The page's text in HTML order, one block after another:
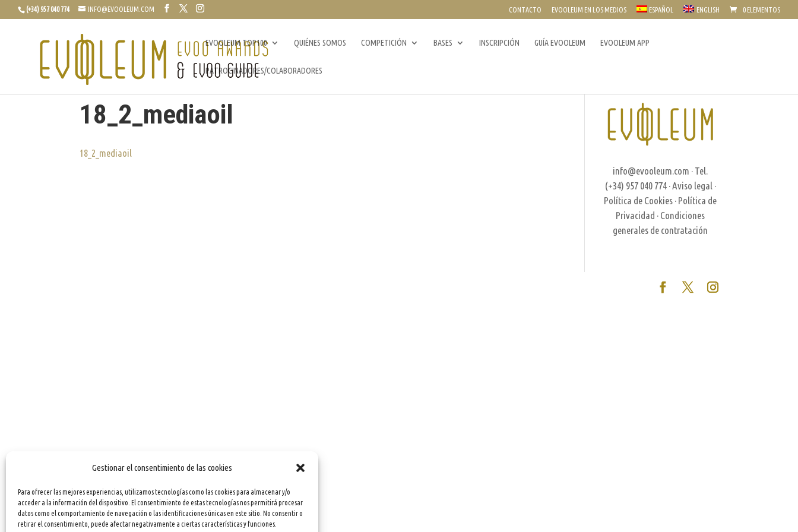
Gestionar el consentimiento de las cookies
Para ofrecer las mejores experiencias, utilizamos tecnologías como las cookies para almacenar y/o
acceder a la información del dispositivo. El consentimiento de estas tecnologías nos permitirá procesar
datos como el comportamiento de navegación o las identificaciones únicas en este sitio. No consentir o
retirar el consentimiento, puede afectar negativamente a ciertas características y funciones.
(+34) 957 040 774 INFO@EVOOLEUM.COM CONTACTO EVOOLEUM EN LOS MEDIOS ESPAÑOL ENGLISH 0 ELEMENTOS
EVOOLEUM TOP100 QUIÉNES SOMOS COMPETICIÓN BASES INSCRIPCIÓN GUÍA EVOOLEUM EVOOLEUM APP
PATROCINADORES/COLABORADORES
18_2_mediaoil
18_2_mediaoil
info@evooleum.com · Tel.
(+34) 957 040 774 · Aviso legal ·
Política de Cookies · Política de
Privacidad · Condiciones
generales de contratación